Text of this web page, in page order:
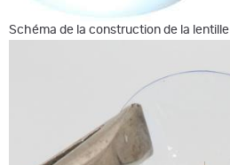
Schéma de la construction de la lentille